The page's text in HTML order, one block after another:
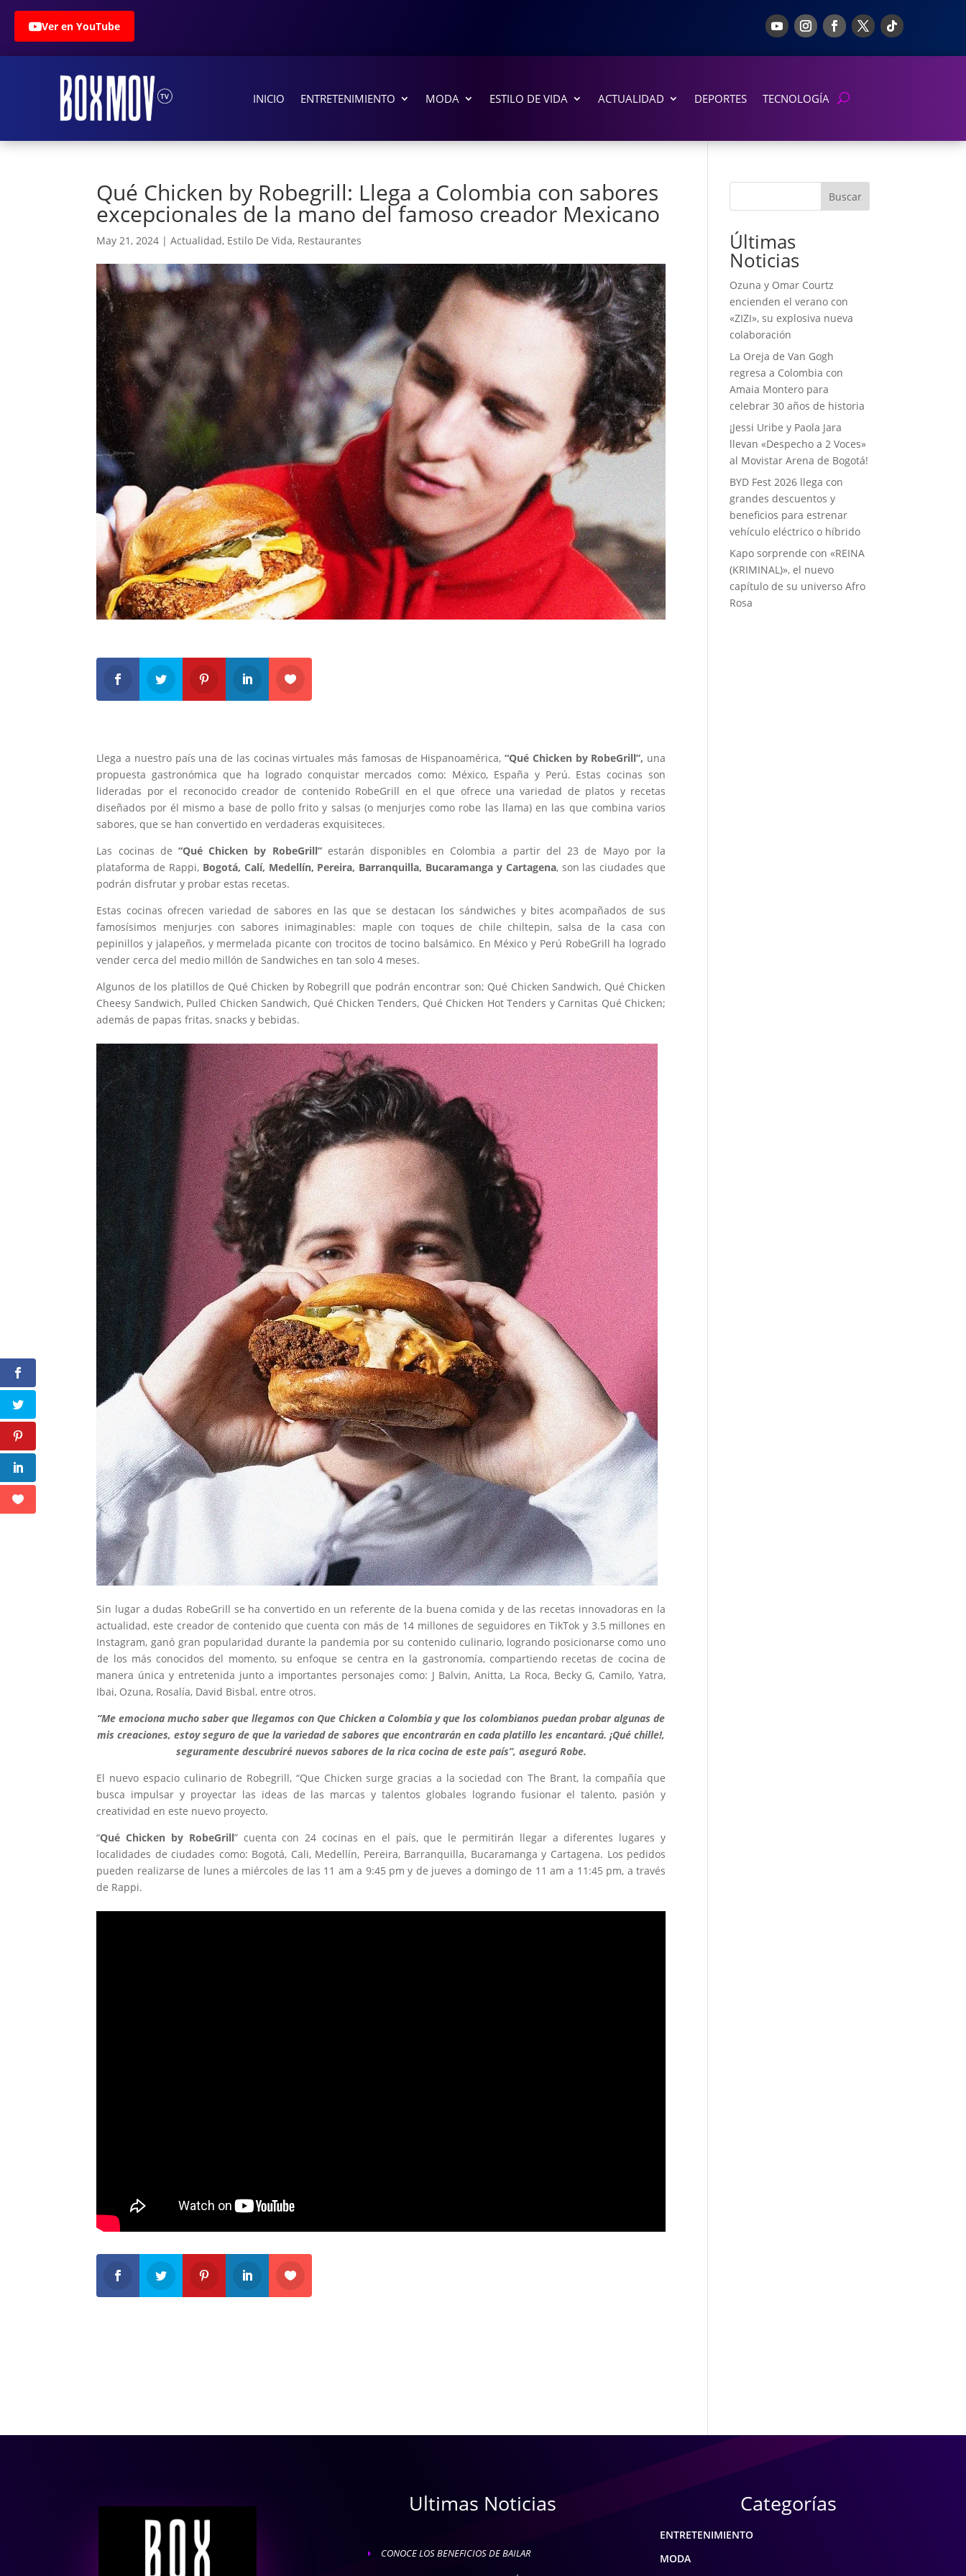
Ver en YouTube
INICIO ENTRETENIMIENTO MODA ESTILO DE VIDA ACTUALIDAD DEPORTES TECNOLOGÍA
Qué Chicken by Robegrill: Llega a Colombia con sabores
excepcionales de la mano del famoso creador Mexicano
May 21, 2024 |Actualidad, Estilo De Vida, Restaurantes
Llega a nuestro país una de las cocinas virtuales más famosas de Hispanoamérica,“Qué Chicken by RobeGrill”, una
propuesta gastronómica que ha logrado conquistar mercados como: México, España y Perú. Estas cocinas son
lideradas por el reconocido creador de contenido RobeGrill en el que ofrece una variedad de platos y recetas
diseñados por él mismo a base de pollo frito y salsas (o menjurjes como robe las llama) en las que combina varios
sabores, que se han convertido en verdaderas exquisiteces.
Las cocinas de “Qué Chicken by RobeGrill”estarán disponibles en Colombia a partir del 23 de Mayo por la
plataforma de Rappi, Bogotá, Calí, Medellín, Pereira, Barranquilla, Bucaramanga y Cartagena, son las ciudades que
podrán disfrutar y probar estas recetas.
Estas cocinas ofrecen variedad de sabores en las que se destacan los sándwiches y bites acompañados de sus
famosísimos menjurjes con sabores inimaginables: maple con toques de chile chiltepin, salsa de la casa con
pepinillos y jalapeños, y mermelada picante con trocitos de tocino balsámico. En México y Perú RobeGrill ha logrado
vender cerca del medio millón de Sandwiches en tan solo 4 meses.
Algunos de los platillos de Qué Chicken by Robegrill que podrán encontrar son; Qué Chicken Sandwich, Qué Chicken
Cheesy Sandwich, Pulled Chicken Sandwich, Qué Chicken Tenders, Qué Chicken Hot Tenders y Carnitas Qué Chicken;
además de papas fritas, snacks y bebidas.
Sin lugar a dudas RobeGrill se ha convertido en un referente de la buena comida y de las recetas innovadoras en la
actualidad, este creador de contenido que cuenta con más de 14 millones de seguidores en TikTok y 3.5 millones en
Instagram, ganó gran popularidad durante la pandemia por su contenido culinario, logrando posicionarse como uno
de los más conocidos del momento, su enfoque se centra en la gastronomía, compartiendo recetas de cocina de
manera única y entretenida junto a importantes personajes como: J Balvin, Anitta, La Roca, Becky G, Camilo, Yatra,
Ibai, Ozuna, Rosalía, David Bisbal, entre otros.
“Me emociona mucho saber que llegamos con Que Chicken a Colombia y que los colombianos puedan probar algunas de
mis creaciones, estoy seguro de que la variedad de sabores que encontrarán en cada platillo les encantará. ¡Qué chille!,
seguramente descubriré nuevos sabores de la rica cocina de este país”, aseguró Robe.
El nuevo espacio culinario de Robegrill, “Que Chicken surge gracias a la sociedad con The Brant, la compañía que
busca impulsar y proyectar las ideas de las marcas y talentos globales logrando fusionar el talento, pasión y
creatividad en este nuevo proyecto.
“Qué Chicken by RobeGrill” cuenta con 24 cocinas en el país, que le permitirán llegar a diferentes lugares y
localidades de ciudades como: Bogotá, Cali, Medellín, Pereira, Barranquilla, Bucaramanga y Cartagena. Los pedidos
pueden realizarse de lunes a miércoles de las 11 am a 9:45 pm y de jueves a domingo de 11 am a 11:45 pm, a través
de Rappi.
Buscar
Últimas
Noticias
Ozuna y Omar Courtz
encienden el verano con
«ZIZI», su explosiva nueva
colaboración
La Oreja de Van Gogh
regresa a Colombia con
Amaia Montero para
celebrar 30 años de historia
¡Jessi Uribe y Paola Jara
llevan «Despecho a 2 Voces»
al Movistar Arena de Bogotá!
BYD Fest 2026 llega con
grandes descuentos y
beneficios para estrenar
vehículo eléctrico o híbrido
Kapo sorprende con «REINA
(KRIMINAL)», el nuevo
capítulo de su universo Afro
Rosa
Ultimas Noticias
E CONOCE LOS BENEFICIOS DE BAILAR
Categorías
ENTRETENIMIENTO
MODA